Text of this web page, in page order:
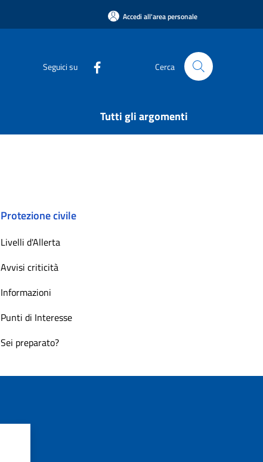
Accedi all'area personale
Seguici su Cerca
Tutti gli argomenti
Protezione civile
Livelli d'Allerta
Avvisi criticità
Informazioni
Punti di Interesse
Sei preparato?